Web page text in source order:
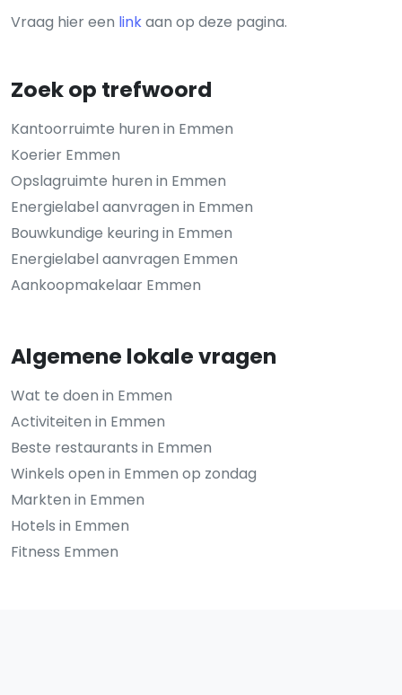
Vraag hier een linkaan op deze pagina.
Zoek op trefwoord
Kantoorruimte huren in Emmen
Koerier Emmen
Opslagruimte huren in Emmen
Energielabel aanvragen in Emmen
Bouwkundige keuring in Emmen
Energielabel aanvragen Emmen
Aankoopmakelaar Emmen
Algemene lokale vragen
Wat te doen in Emmen
Activiteiten in Emmen
Beste restaurants in Emmen
Winkels open in Emmen op zondag
Markten in Emmen
Hotels in Emmen
Fitness Emmen